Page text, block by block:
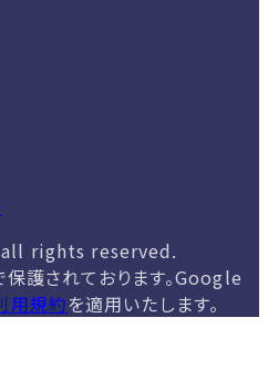
rights reserved.
護されております。Google
用規約を適用いたします。